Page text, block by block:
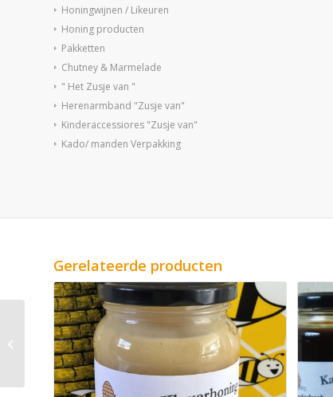
Honingwijnen / Likeuren
Honing producten
Pakketten
Chutney & Marmelade
" Het Zusje van "
Herenarmband "Zusje van"
Kinderaccessiores "Zusje van"
Kado/ manden Verpakking
Gerelateerde producten
Klaverhoning 250 gram